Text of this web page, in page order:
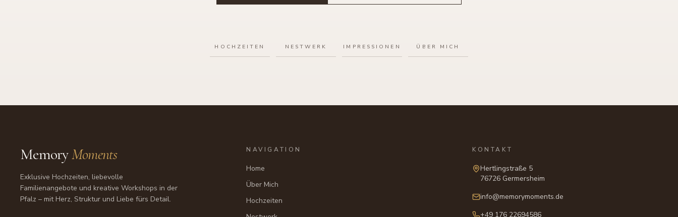
HOCHZEITEN NESTWERK IMPRESSIONEN ÜBER MICH
MemoryMoments
Exklusive Hochzeiten, liebevolle
Familienangebote und kreative Workshops in der
Pfalz – mit Herz, Struktur und Liebe fürs Detail.
NAVIGATION
Home
Über Mich
Hochzeiten
KONTAKT
Hertlingstraße 5
76726 Germersheim
info@memorymoments.de
+49 176 22694586